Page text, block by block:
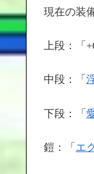
現在の装
上段：「
中段：「
下段：「
鎧：「 エ